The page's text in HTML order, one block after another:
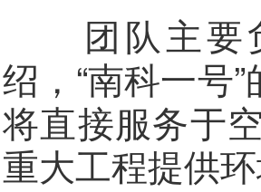
团队主要负
绍，“南科一号
将直接服务于
重大工程提供